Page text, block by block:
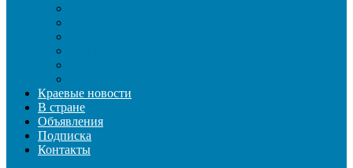
Краевые новости
В стране
Объявления
Подписка
Контакты